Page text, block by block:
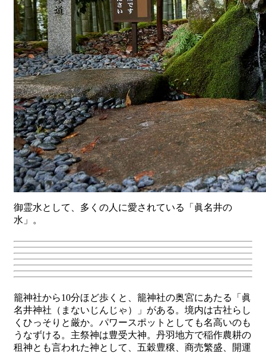
御霊水として、多くの人に愛されている「眞名井の
水」。
籠神社から10分ほど歩くと、籠神社の奥宮にあたる「眞
名井神社（まないじんじゃ）」がある。境内は古社らし
くひっそりと厳か。パワースポットとしても名高いのも
うなずける。主祭神は豊受大神。丹羽地方で稲作農耕の
租神とも言われた神として、五穀豊穣、商売繁盛、開運